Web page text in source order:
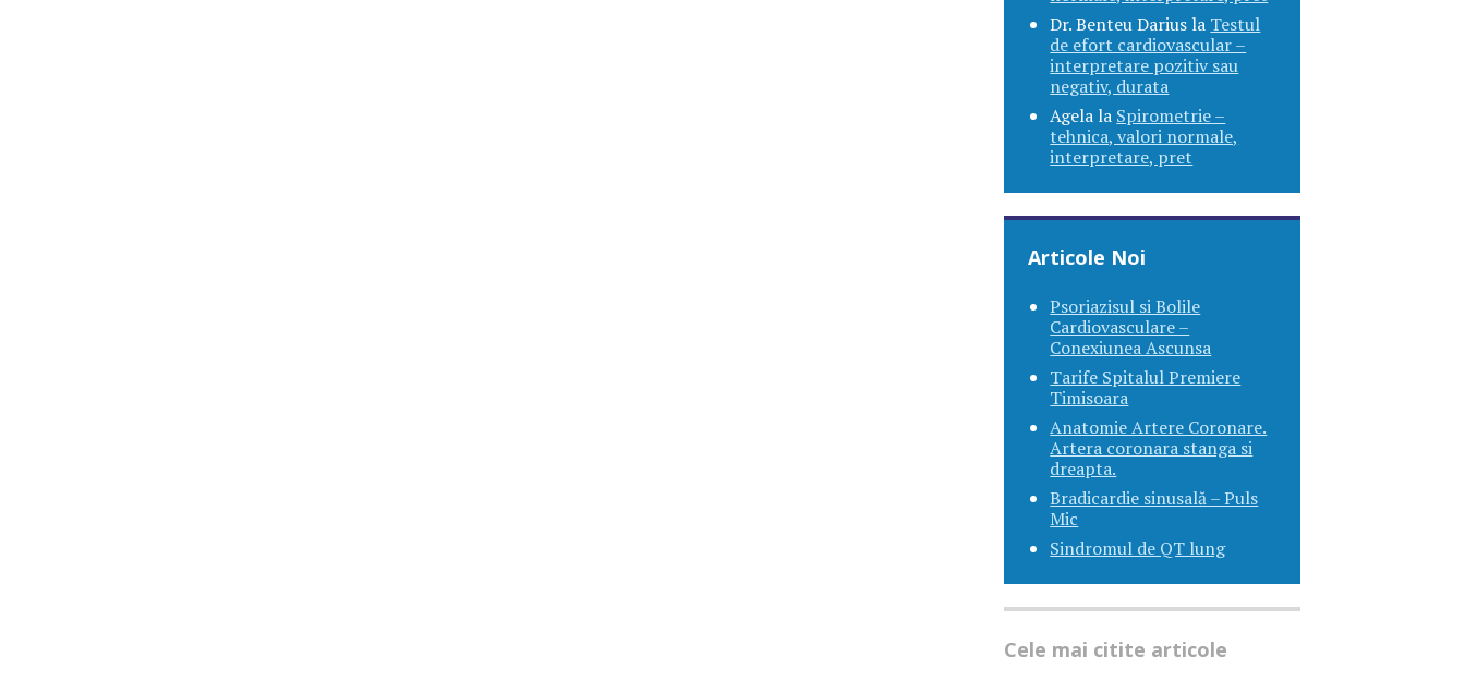
Dr. Benteu Darius la Testul
de efort cardiovascular –
interpretare pozitiv sau
negativ, durata
Agela la Spirometrie –
tehnica, valori normale,
interpretare, pret
Articole Noi
Psoriazisul si Bolile
Cardiovasculare –
Conexiunea Ascunsa
Tarife Spitalul Premiere
Timisoara
Anatomie Artere Coronare.
Artera coronara stanga si
dreapta.
Bradicardie sinusală – Puls
Mic
Sindromul de QT lung
Cele mai citite articole